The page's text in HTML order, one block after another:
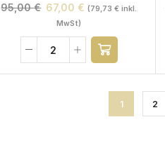
95,00€ 67,00 € (79,73€ inkl.
MwSt)
1 2